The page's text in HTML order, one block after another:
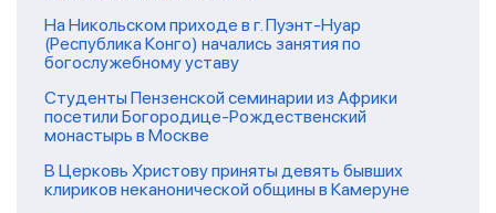
На Никольском приходе в г. Пуэнт-Нуар
(Республика Конго) начались занятия по
богослужебному уставу
Студенты Пензенской семинарии из Африки
посетили Богородице-Рождественский
монастырь в Москве
В Церковь Христову приняты девять бывших
клириков неканонической общины в Камеруне